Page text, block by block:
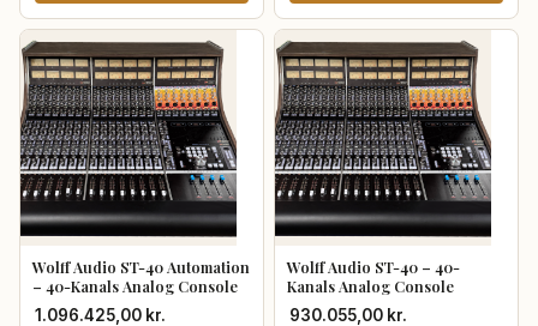
Wolff Audio ST-40 Automation
– 40-Kanals Analog Console
1.096.425,00 kr.
Wolff Audio ST-40 – 40-
Kanals Analog Console
930.055,00 kr.